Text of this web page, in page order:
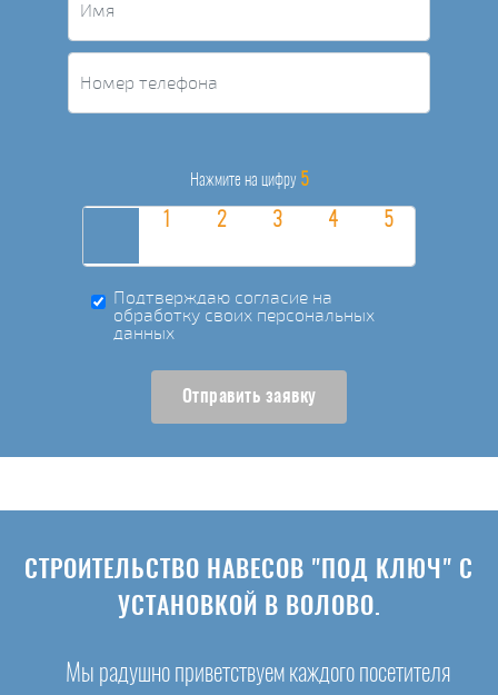
Нажмите на цифру 5
Подтверждаю согласие на
обработку своих персональных
данных
Отправить заявку
СТРОИТЕЛЬСТВО НАВЕСОВ "ПОД КЛЮЧ" С
УСТАНОВКОЙ В ВОЛОВО.
Мы радушно приветствуем каждого посетителя